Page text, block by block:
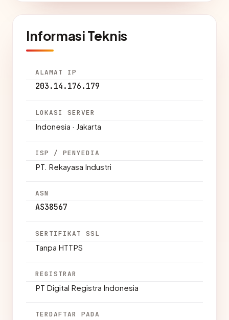
Informasi Teknis
ALAMAT IP
203.14.176.179
LOKASI SERVER
Indonesia · Jakarta
ISP / PENYEDIA
PT. Rekayasa Industri
ASN
AS38567
SERTIFIKAT SSL
Tanpa HTTPS
REGISTRAR
PT Digital Registra Indonesia
TERDAFTAR PADA